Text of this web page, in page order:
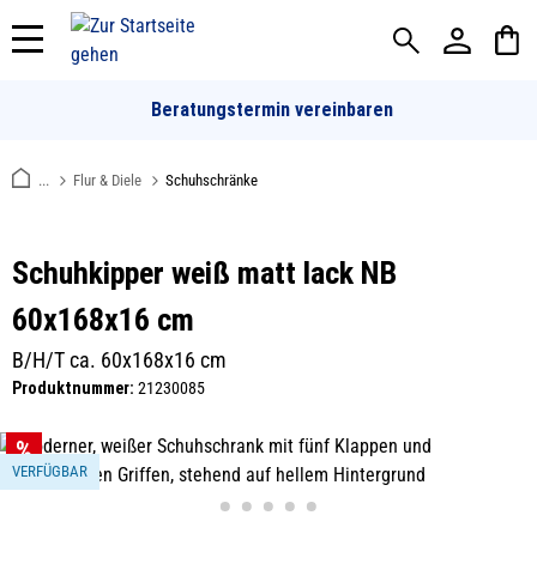
springen
Beratungstermin vereinbaren
... Flur & Diele Schuhschränke
Schuhkipper weiß matt lack NB
60x168x16 cm
B/H/T ca. 60x168x16 cm
Produktnummer: 21230085
Bildergalerie überspringen
VERFÜGBAR